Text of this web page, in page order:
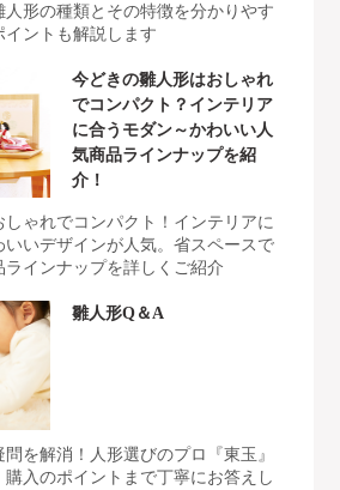
人形の種類とその特徴を分かりやす
イントも解説します
今どきの雛人形はおしゃれ
でコンパクト？インテリア
に合うモダン～かわいい人
気商品ラインナップを紹
介！
ゃれでコンパクト！インテリアに
いデザインが人気。省スペースで
ラインナップを詳しくご紹介
雛人形Q＆A
を解消！人形選びのプロ『東玉』
入のポイントまで丁寧にお答えし